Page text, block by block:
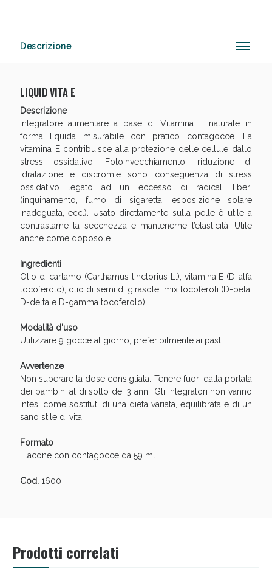
Descrizione
LIQUID VITA E
Descrizione
Integratore alimentare a base di Vitamina E naturale in
forma liquida misurabile con pratico contagocce. La
vitamina E contribuisce alla protezione delle cellule dallo
stress ossidativo. Fotoinvecchiamento, riduzione di
idratazione e discromie sono conseguenza di stress
ossidativo legato ad un eccesso di radicali liberi
(inquinamento, fumo di sigaretta, esposizione solare
inadeguata, ecc.). Usato direttamente sulla pelle è utile a
contrastarne la secchezza e mantenerne l’elasticità. Utile
anche come doposole.
Ingredienti
Olio di cartamo (Carthamus tinctorius L.), vitamina E (D-alfa
tocoferolo), olio di semi di girasole, mix tocoferoli (D-beta,
D-delta e D-gamma tocoferolo).
Modalità d'uso
Utilizzare 9 gocce al giorno, preferibilmente ai pasti.
Avvertenze
Non superare la dose consigliata. Tenere fuori dalla portata
dei bambini al di sotto dei 3 anni. Gli integratori non vanno
intesi come sostituti di una dieta variata, equilibrata e di un
sano stile di vita.
Formato
Flacone con contagocce da 59 ml.
Cod.1600
Prodotti correlati
Sconto fino al 55% disponibile oggi!